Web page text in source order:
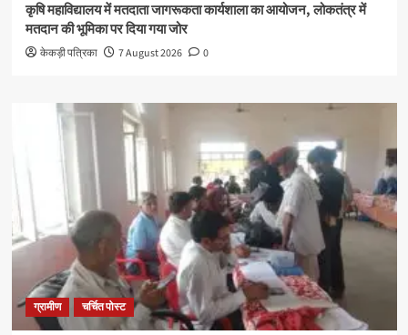
कृषि महाविद्यालय में मतदाता जागरूकता कार्यशाला का आयोजन, लोकतंत्र में
मतदान की भूमिका पर दिया गया जोर
केकड़ी पत्रिका 7 August 2026 0
ग्रामीण चर्चित पोस्ट